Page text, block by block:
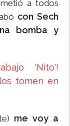
a todos
con Sech
bomba y
'Nito'!
tomen en
me voy a